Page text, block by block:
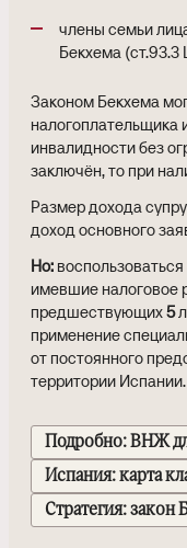
члены семьи
Бекхема (ст.93.3
Законом Бекхема
налогоплательщика
инвалидности без
заключён, то при
Размер дохода
доход основного
Но:
имевшие налоговое
предшествующих5
применение
от постоянного
территории Испании.
Подробно: ВНЖ
Испания: карта
Стратегия: закон